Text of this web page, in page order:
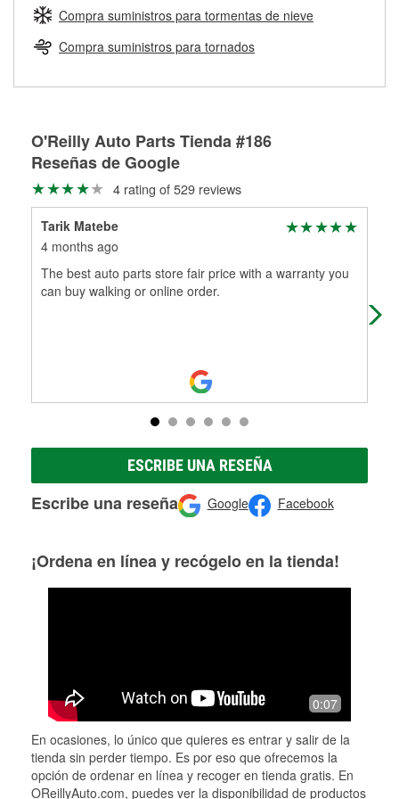
Más información sobre el Programa de Préstamo de
Herramientas de O'Reilly
medirán tus tambores o discos para determinar si pueden
ser rectificados con seguridad. Si tus tambores o discos no
pueden ser reutilizados, podemos ayudarte a encontrar las
partes de reemplazo correctas para tu reparación.
Rectificación de tambores y discos de freno
Compra suministros para tormentas de nieve
Compra suministros para tornados
O'Reilly Auto Parts Tienda #186
Reseñas de Google
4 rating of 529 reviews
Tarik Matebe
4 months ago
The best auto parts store fair price with a warranty you
can buy walking or online order.
ESCRIBE UNA RESEÑA
Escribe una reseña Google Facebook
¡Ordena en línea y recógelo en la tienda!
0:07
En ocasiones, lo único que quieres es entrar y salir de la
tienda sin perder tiempo. Es por eso que ofrecemos la
opción de ordenar en línea y recoger en tienda gratis. En
OReillyAuto.com, puedes ver la disponibilidad de productos